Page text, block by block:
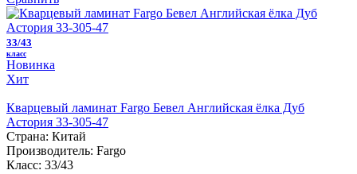
33/43
класс
Новинка
Хит
Кварцевый ламинат Fargo Бевел Английская ёлка Дуб
Астория 33-305-47
Страна: Китай
Производитель: Fargo
Класс: 33/43